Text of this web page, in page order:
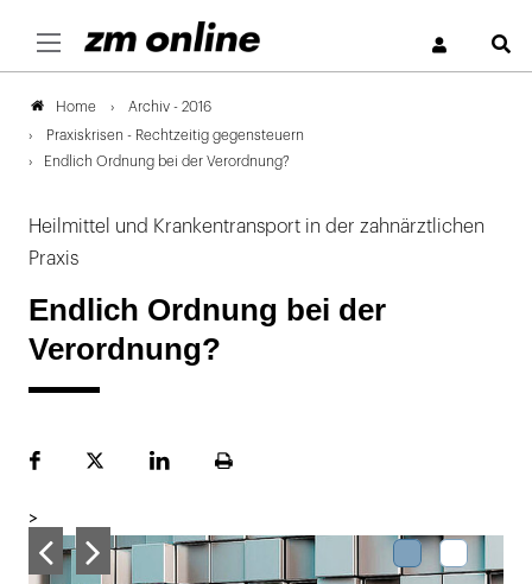
Home Archiv - 2016
Praxiskrisen - Rechtzeitig gegensteuern
Endlich Ordnung bei der Verordnung?
Heilmittel und Krankentransport in der zahnärztlichen
Praxis
Endlich Ordnung bei der
Verordnung?
FacebookPlattformLinekdInSeite
>